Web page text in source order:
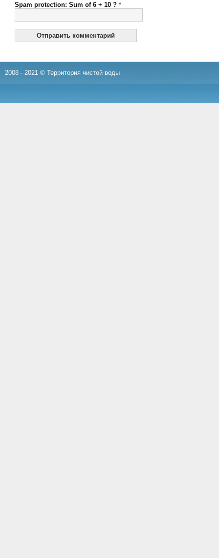
Spam protection: Sum of 6 + 10 ? *
2008 - 2021 © Территория чистой воды